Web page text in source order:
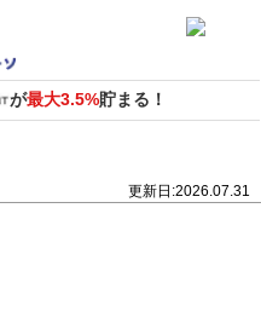
が最大3.5%貯まる！
更新日:2026.07.31